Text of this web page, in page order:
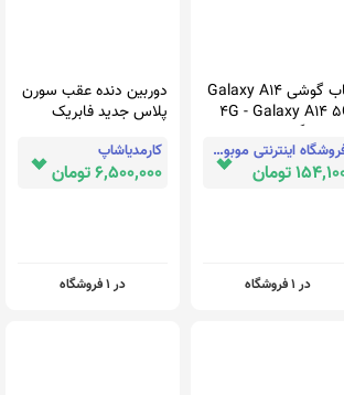
قاب گوشی Galaxy A14
4G - Galaxy A14
سامسونگ طرح دار
عروسکی ژله ای
محافظ لنز دار
فروشگاه اینترنتی موبوفان
تومان
در 1 فروشگاه
دوربین دنده عقب سورن
پلاس جدید فابریک
کارمدیاشاپ
6,500,000 تومان
در 1 فروشگاه